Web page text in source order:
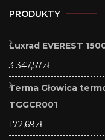
PRODUKTY
Luxrad EVEREST
3 347,57zł
Terma Głowica
TGGCR001
172,69zł